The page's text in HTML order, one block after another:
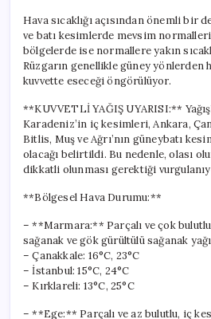
Hava sıcaklığı açısından önemli bir
ve batı kesimlerde mevsim
bölgelerde ise normallere yakın
Rüzgarın genellikle güney yönlerden
kuvvette eseceği öngörülüyor.
**KUVVETLİ YAĞIŞ UYARISI:**
Karadeniz’in iç kesimleri, Ankara,
Bitlis, Muş ve Ağrı’nın güneybatı
olacağı belirtildi. Bu nedenle, olası
dikkatli olunması gerektiği
**Bölgesel Hava Durumu:**
– **Marmara:** Parçalı ve çok
sağanak ve gök gürültülü sağanak
– Çanakkale: 16°C, 23°C
– İstanbul: 15°C, 24°C
– Kırklareli: 13°C, 25°C
– **Ege:** Parçalı ve az bulutlu, iç